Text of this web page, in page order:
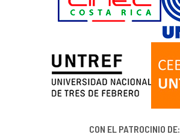
CON EL PATROCINIO DE: